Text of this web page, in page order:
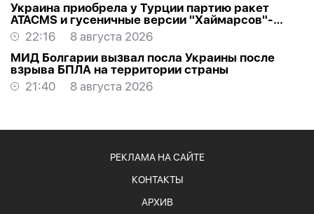
Украина приобрела у Турции партию ракет
ATACMS и гусеничные версии "Хаймарсов"-
ОБНОВЛЕНО
22:16
8 августа 2026
МИД Болгарии вызвал посла Украины после
взрыва БПЛА на территории страны
21:40
8 августа 2026
РЕКЛАМА НА САЙТЕ
КОНТАКТЫ
АРХИВ